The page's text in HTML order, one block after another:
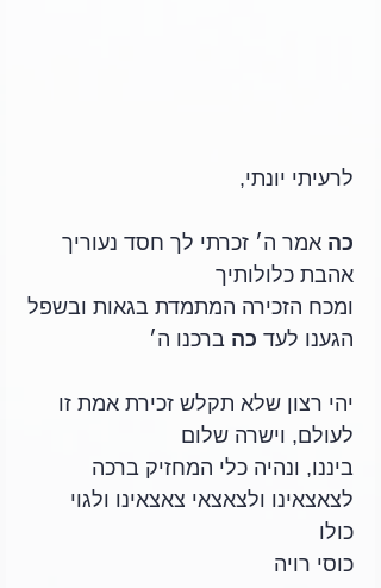
לרעיתי יונתי,
כה אמר ה׳ זכרתי לך חסד נעוריך
אהבת כלולותיך
ומכח הזכירה המתמדת בגאות ובשפל
הגענו לעד כה ברכנו ה׳
יהי רצון שלא תקלש זכירת אמת זו
לעולם, וישרה שלום
ביננו, ונהיה כלי המחזיק ברכה
לצאצאינו ולצאצאי צאצאינו ולגוי
כולו
כוסי רויה